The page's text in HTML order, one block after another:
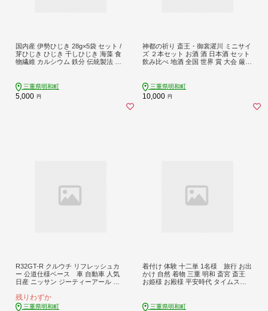
国内産 伊勢ひじき 28g×5袋 セット /
芽ひじき ひじき 干しひじき 海藻 食
物繊維 カルシウム 鉄分 伝統製法 天
三重県明和町
5,000 円
神都の祈り 斎王・御裳濯川 ミニサイ
ズ ２本セット お酒 酒 日本酒 セット
飲み比べ 地酒 全国 世界 賞 大会 厳選
三重県明和町
10,000 円
R32GT-R クルウチ リフレッシュカ
ー 公道仕様ベース 車 自動車 人気
日産 ニッサン ジーティーアール ス
モデル 三重 明和
残りわずか
三重県明和町
着付け 体験 十二単 1名様 旅行 お出
かけ 自然 着物 三重 明和 斎宮 斎王
お姫様 お殿様 平安時代 タイムスリ
三重県明和町